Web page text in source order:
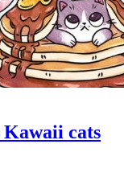
Kawaii cats